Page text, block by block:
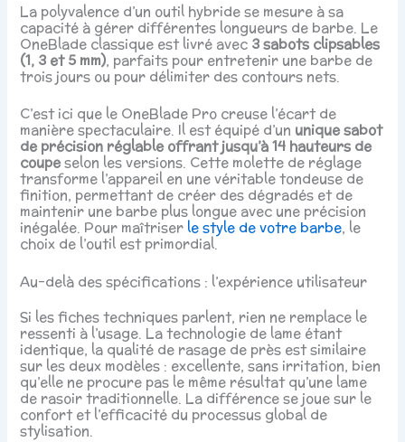
La polyvalence d’un outil hybride se mesure à sa
capacité à gérer différentes longueurs de barbe. Le
OneBlade classique est livré avec 3 sabots clipsables
(1, 3 et 5 mm), parfaits pour entretenir une barbe de
trois jours ou pour délimiter des contours nets.
C’est ici que le OneBlade Pro creuse l’écart de
manière spectaculaire. Il est équipé d’un unique sabot
de précision réglable offrant jusqu’à 14 hauteurs de
coupeselon les versions. Cette molette de réglage
transforme l’appareil en une véritable tondeuse de
finition, permettant de créer des dégradés et de
maintenir une barbe plus longue avec une précision
inégalée. Pour maîtriser le style de votre barbe, le
choix de l’outil est primordial.
Au-delà des spécifications : l’expérience utilisateur
Si les fiches techniques parlent, rien ne remplace le
ressenti à l’usage. La technologie de lame étant
identique, la qualité de rasage de près est similaire
sur les deux modèles : excellente, sans irritation, bien
qu’elle ne procure pas le même résultat qu’une lame
de rasoir traditionnelle. La différence se joue sur le
confort et l’efficacité du processus global de
stylisation.